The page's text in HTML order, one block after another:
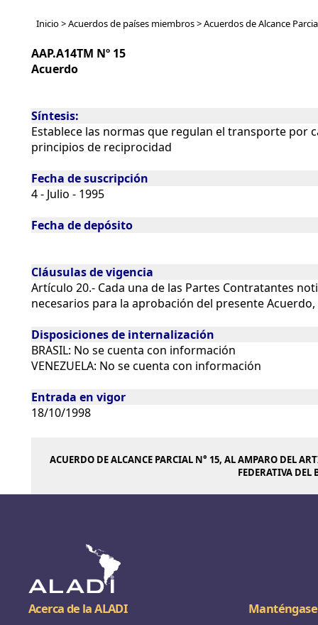
Inicio > Acuerdos de países miembros >Acuerdos de Alcance
AAP.A14TM Nº 15
Acuerdo
Síntesis:
Establece las normas que regulan el transporte por
principios de reciprocidad
Fecha de suscripción
4 - Julio - 1995
Fecha de depósito
Cláusulas de vigencia
Artículo 20.- Cada una de las Partes Contratantes
necesarios para la aprobación del presente
Disposiciones de internalización
BRASIL: No se cuenta con información
VENEZUELA: No se cuenta con información
Entrada en vigor
18/10/1998
ACUERDO DE ALCANCE PARCIAL N° 15, AL AMPARO DEL
FEDERATIVA DEL
Acerca de la ALADI